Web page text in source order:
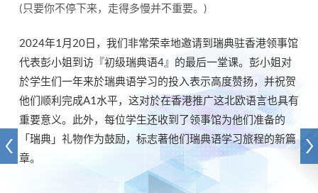
(只要你不停下来，走得多慢并不重要。)
2024年1月20日，我们非常荣幸地邀请到瑞典驻香港领事馆
代表彭小姐到访『初级瑞典语4』的最后一堂课。彭小姐对
於学生们一年来於瑞典语学习的投入表示高度赞扬，并祝贺
他们顺利完成A1水平，这对於在香港推广这北欧语言也具有
重要意义。此外，每位学生还收到了领事馆为他们准备的
「瑞典」礼物作为鼓励，标志著他们瑞典语学习旅程的新篇
章。